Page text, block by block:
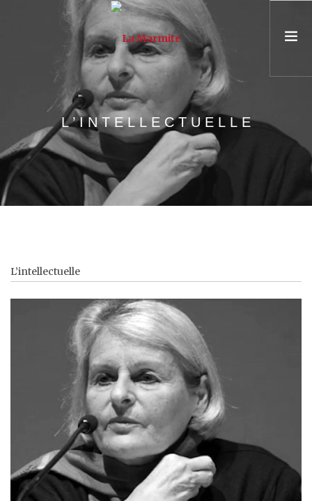
PRÉSENTATION
ASSOCIATION & ÉQUIPE
PARCOURS
UNIVERSITÉ POPULAIRE
CONSEIL & FORMATION
L’INTELLECTUELLE
L’intellectuelle